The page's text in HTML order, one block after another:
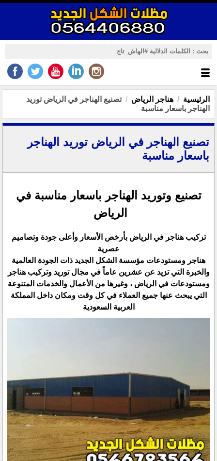
الرئيسية هناجر الرياض
تصنيع الهناجر في الرياض توريد
الهناجر باسعار مناسبة
تصنيع الهناجر في الرياض توريد الهناجر
باسعار مناسبة
تصنيع وتوريد الهناجر باسعار مناسبة في
الرياض
تركيب هناجر في الرياض بأرخص الأسعار وأعلى جودة وتصاميم
عصرية
هناجر ومستودعات مؤسسة الشكل الجديد ذات الجودة العالمية
والخبرة التي تزيد عن عشرين عاماً في مجال توريد وتركيب هناجر
ومستودعات في الرياض ، وغيرها من الأعمال والخدمات المتنوعة
التي يبحث عنها جميع العملاء في كل وقت ومكان داخل المملكة
العربية السعودية